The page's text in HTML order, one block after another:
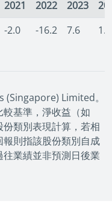
2021 2022 2023
-2.0 -16.2 7.6 1.6
Limited。
基準，淨收益（如
類別表現計算，若相
則指該股份類別自成
業績並非預測日後業